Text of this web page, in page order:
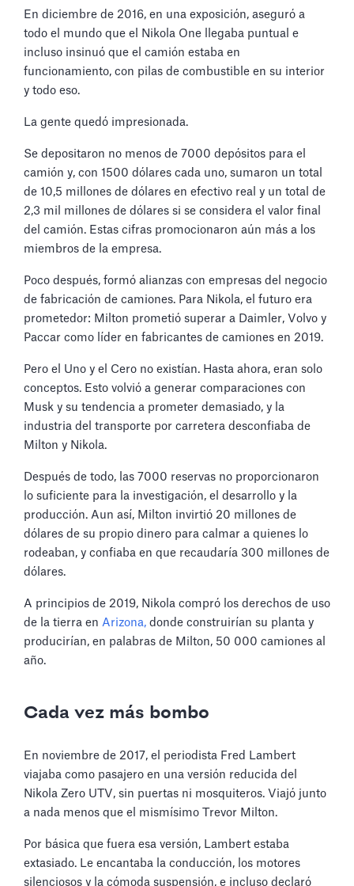
En diciembre de 2016, en una exposición, aseguró a
todo el mundo que el Nikola One llegaba puntual e
incluso insinuó que el camión estaba en
funcionamiento, con pilas de combustible en su interior
y todo eso.
La gente quedó impresionada.
Se depositaron no menos de 7000 depósitos para el
camión y, con 1500 dólares cada uno, sumaron un total
de 10,5 millones de dólares en efectivo real y un total de
2,3 mil millones de dólares si se considera el valor final
del camión. Estas cifras promocionaron aún más a los
miembros de la empresa.
Poco después, formó alianzas con empresas del negocio
de fabricación de camiones. Para Nikola, el futuro era
prometedor: Milton prometió superar a Daimler, Volvo y
Paccar como líder en fabricantes de camiones en 2019.
Pero el Uno y el Cero no existían. Hasta ahora, eran solo
conceptos. Esto volvió a generar comparaciones con
Musk y su tendencia a prometer demasiado, y la
industria del transporte por carretera desconfiaba de
Milton y Nikola.
Después de todo, las 7000 reservas no proporcionaron
lo suficiente para la investigación, el desarrollo y la
producción. Aun así, Milton invirtió 20 millones de
dólares de su propio dinero para calmar a quienes lo
rodeaban, y confiaba en que recaudaría 300 millones de
dólares.
A principios de 2019, Nikola compró los derechos de uso
de la tierra en Arizona, donde construirían su planta y
producirían, en palabras de Milton, 50 000 camiones al
año.
Cada vez más bombo
En noviembre de 2017, el periodista Fred Lambert
viajaba como pasajero en una versión reducida del
Nikola Zero UTV, sin puertas ni mosquiteros. Viajó junto
a nada menos que el mismísimo Trevor Milton.
Por básica que fuera esa versión, Lambert estaba
extasiado. Le encantaba la conducción, los motores
silenciosos y la cómoda suspensión, e incluso declaró